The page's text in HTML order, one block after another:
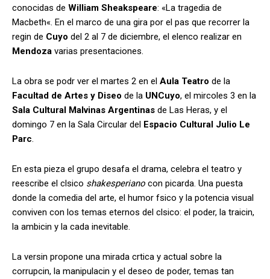
conocidas de William Sheakspeare: «La tragedia de
Macbeth«. En el marco de una gira por el pas que recorrer la
regin de Cuyo del 2 al 7 de diciembre, el elenco realizar en
Mendoza varias presentaciones.
La obra se podr ver el martes 2 en el Aula Teatro de la
Facultad de Artes y Diseo de la UNCuyo, el mircoles 3 en la
Sala Cultural Malvinas Argentinas de Las Heras, y el
domingo 7 en la Sala Circular del Espacio Cultural Julio Le
Parc.
En esta pieza el grupo desafa el drama, celebra el teatro y
reescribe el clsico shakesperiano con picarda. Una puesta
donde la comedia del arte, el humor fsico y la potencia visual
conviven con los temas eternos del clsico: el poder, la traicin,
la ambicin y la cada inevitable.
La versin propone una mirada crtica y actual sobre la
corrupcin, la manipulacin y el deseo de poder, temas tan